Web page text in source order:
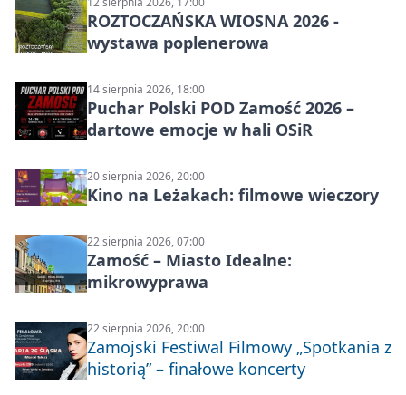
ROZTOCZAŃSKA WIOSNA 2026 -
wystawa poplenerowa
14 sierpnia 2026, 18:00
Puchar Polski POD Zamość 2026 –
dartowe emocje w hali OSiR
20 sierpnia 2026, 20:00
Kino na Leżakach: filmowe wieczory
22 sierpnia 2026, 07:00
Zamość – Miasto Idealne:
mikrowyprawa
22 sierpnia 2026, 20:00
Zamojski Festiwal Filmowy „Spotkania z
historią” – finałowe koncerty